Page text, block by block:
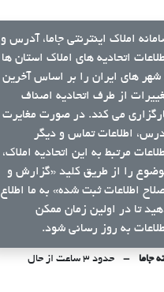
املاک اینترنتی جاما، آدرس و
اتحادیه های املاک استان ها
شهر های ایران را بر اساس آخرین
از طرف اتحادیه اصناف
می کند. در صورت مغایرت
اطلاعات تماس و دیگر
مرتبط به این اتحادیه املاک،
را از طریق کلید «گزارش و
اطلاعات ثبت شده» به ما اطلاع
تا در اولین زمان ممکن
به روز رسانی شود.
جاما حدود ۳ ساعت از حال